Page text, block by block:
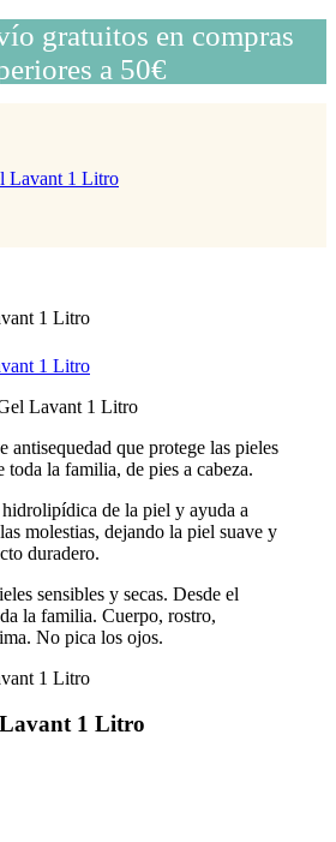
gratuitos en compras
a 50€
Lavant 1 Litro
antisequedad que protege las pieles
toda la familia, de pies a cabeza.
de la piel y ayuda a
molestias, dejando la piel suave y
duradero.
sensibles y secas. Desde el
la familia. Cuerpo, rostro,
No pica los ojos.
1 Litro